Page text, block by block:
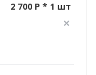
2 700 P * 1 шт